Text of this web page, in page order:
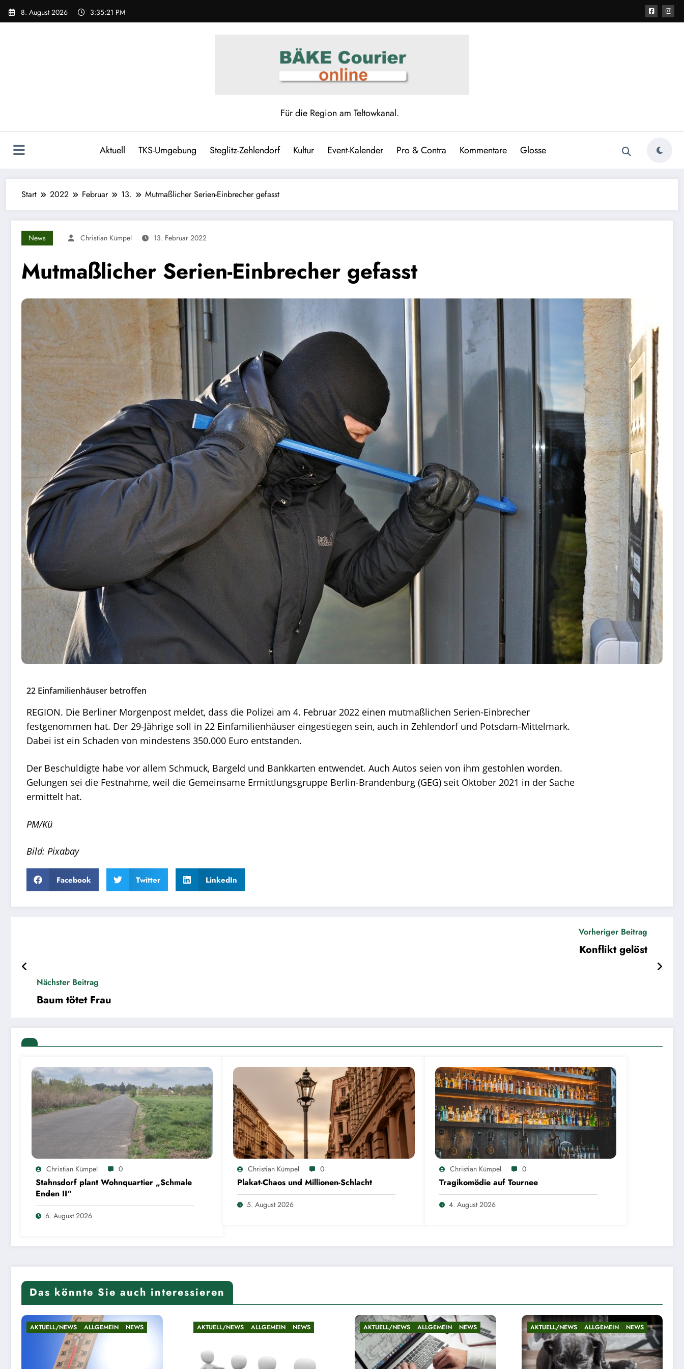
8. August 2026 3:35:22 PM
Für die Region am Teltowkanal.
Aktuell TKS-Umgebung Steglitz-Zehlendorf Kultur Event-Kalender Pro & Contra Kommentare Glosse
Start 2022 Februar 13. Mutmaßlicher Serien-Einbrecher gefasst
News Christian Kümpel 13. Februar 2022
Mutmaßlicher Serien-Einbrecher gefasst
22 Einfamilienhäuser betroffen
REGION. Die Berliner Morgenpost meldet, dass die Polizei am 4. Februar 2022 einen mutmaßlichen Serien-Einbrecher
festgenommen hat. Der 29-Jährige soll in 22 Einfamilienhäuser eingestiegen sein, auch in Zehlendorf und Potsdam-Mittelmark.
Dabei ist ein Schaden von mindestens 350.000 Euro entstanden.
Der Beschuldigte habe vor allem Schmuck, Bargeld und Bankkarten entwendet. Auch Autos seien von ihm gestohlen worden.
Gelungen sei die Festnahme, weil die Gemeinsame Ermittlungsgruppe Berlin-Brandenburg (GEG) seit Oktober 2021 in der Sache
ermittelt hat.
PM/Kü
Bild: Pixabay
Facebook Twitter LinkedIn
Vorheriger Beitrag
Konflikt gelöst
Nächster Beitrag
Baum tötet Frau
Christian Kümpel 0
Stahnsdorf plant Wohnquartier „Schmale
Enden II“
6. August 2026
Christian Kümpel 0
Plakat-Chaos und Millionen-Schlacht
5. August 2026
Christian Kümpel 0
Tragikomödie auf Tournee
4. August 2026
Das könnte Sie auch interessieren
AKTUELL/NEWS ALLGEMEIN NEWS AKTUELL/NEWS ALLGEMEIN NEWS AKTUELL/NEWS ALLGEMEIN NEWS AKTUELL/NEWS ALLGEMEIN NEWS